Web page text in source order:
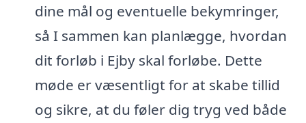
dine mål og eventuelle bekymringer,
så I sammen kan planlægge, hvordan
dit forløb i Ejby skal forløbe. Dette
møde er væsentligt for at skabe tillid
og sikre, at du føler dig tryg ved både